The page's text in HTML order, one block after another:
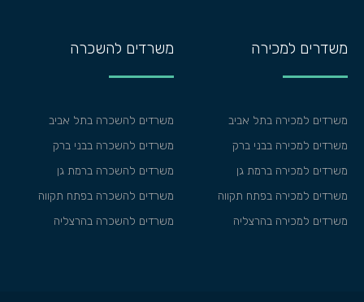
משרדים להשכרה
משרדים להשכרה בתל אביב
משרדים להשכרה בבני ברק
משרדים להשכרה ברמת גן
משרדים להשכרה בפתח תקווה
משרדים להשכרה בהרצליה
משדרים למכירה
משרדים למכירה בתל אביב
משרדים למכירה בבני ברק
משרדים למכירה ברמת גן
משרדים למכירה בפתח תקווה
משרדים למכירה בהרצליה